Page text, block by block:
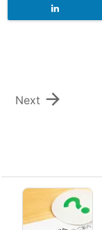

Next